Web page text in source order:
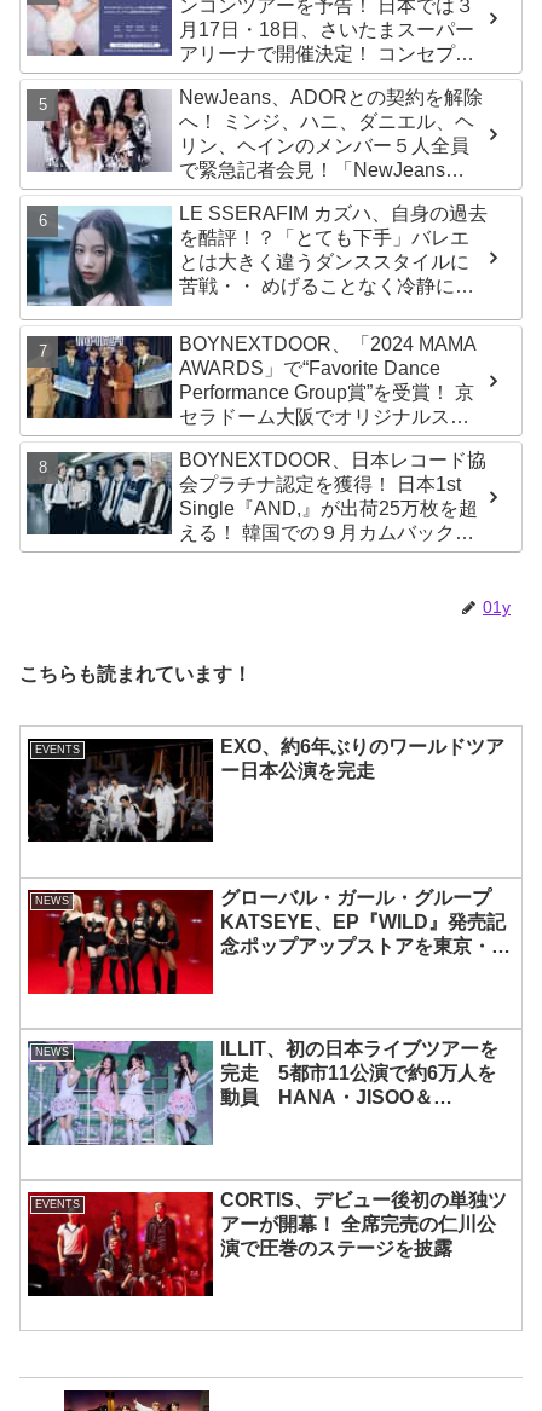
ト
ンコンツアーを予告！ 日本では３
月17日・18日、さいたまスーパー
アリーナで開催決定！ コンセプト
は“愛のカケラ”！？ 14日には新ア
ルバム『AMORTAGE』もリリース
NewJeans、ADORとの契約を解除
へ！ ミンジ、ハニ、ダニエル、ヘ
リン、ヘインのメンバー５人全員
で緊急記者会見！「NewJeans
never dies!」と微笑みの宣言！
ADOR側、2029年まで契約有効と
主張
LE SSERAFIM カズハ、自身の過去
を酷評！？「とても下手」バレエ
とは大きく違うダンススタイルに
苦戦・・ めげることなく冷静に努
BOYNEXTDOOR、「2024 MAMA
AWARDS」で“Favorite Dance
Performance Group賞”を受賞！ 京
セラドーム大阪でオリジナルステ
ージパフォーマンス披露！ 卒業パ
ーティーをコンセプトにスーツで
魅了【動画あり】
BOYNEXTDOOR、日本レコード協
会プラチナ認定を獲得！ 日本1st
Single『AND,』が出荷25万枚を超
える！ 韓国での９月カムバックも
決定
01y
こちらも読まれています！
EVENTS
EXO、約6年ぶりのワールドツア
ー日本公演を完走
NEWS
グローバル・ガール・グループ
KATSEYE、EP『WILD』発売記
念ポップアップストアを東京・原
NEWS
ILLIT、初の日本ライブツアーを
完走 5都市11公演で約6万人を
動員 HANA・JISOO＆
EVENTS
CORTIS、デビュー後初の単独ツ
アーが開幕！ 全席完売の仁川公
演で圧巻のステージを披露